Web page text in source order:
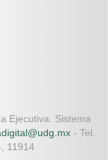
Ejecutiva. Sistema
- Tel.
11914